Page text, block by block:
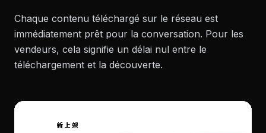
Chaque contenu téléchargé sur le réseau est
immédiatement prêt pour la conversation. Pour les
vendeurs, cela signifie un délai nul entre le
téléchargement et la découverte.